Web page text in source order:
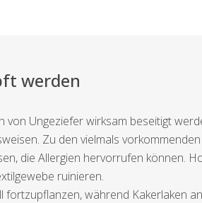
werden
Ungeziefer wirksam beseitigt
Zu den vielmals
die Allergien hervorrufen können.
ruinieren.
während Kakerlaken